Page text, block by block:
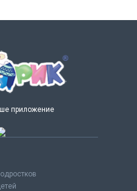
приложение